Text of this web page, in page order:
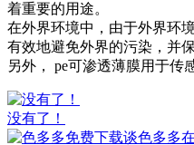
着重要的用途。
在外界环境中，由于外界环
有效地避免外界的污染，并保
另外， pe可渗透薄膜用于传感
没有了！